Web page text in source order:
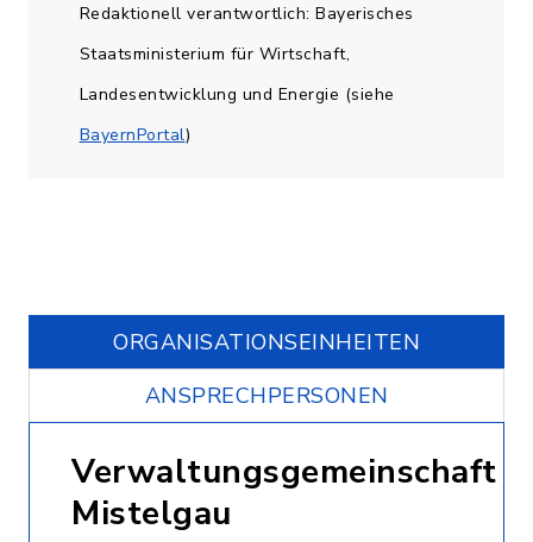
Redaktionell verantwortlich: Bayerisches
Staatsministerium für Wirtschaft,
Landesentwicklung und Energie (siehe
BayernPortal)
ORGANISATIONS­EINHEITEN
ANSPRECHPERSONEN
Verwaltungsgemeinschaft
Mistelgau